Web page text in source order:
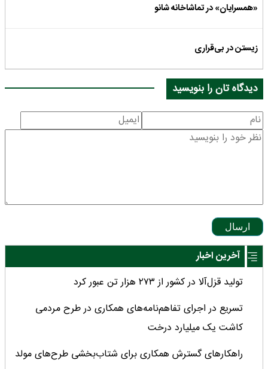
«همسرایان» در تماشاخانه شانو
زیستن در بی‌قراری
دیدگاه تان را بنویسید
ارسال
آخرین اخبار
تولید قزل‌آلا در کشور از ۲۷۳ هزار تن عبور کرد
تسریع در اجرای تفاهم‌نامه‌های همکاری در طرح مردمی
کاشت یک میلیارد درخت
راهکارهای گسترش همکاری برای شتاب‌بخشی طرح‌های مولد